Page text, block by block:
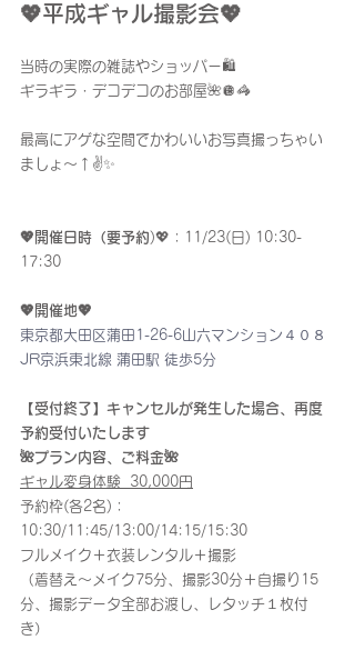
💖平成ギャル撮影会💖
当時の実際の雑誌やショッパー🛍️
ギラギラ・デコデコのお部屋🌺🪩🦓
最高にアゲな空間でかわいいお写真撮っちゃい
ましょ〜↑✌️✨
💖開催日時（要予約)💖：11/23(日) 10:30-
17:30
💖開催地💖
東京都大田区蒲田1-26-6山六マンション４０８
JR京浜東北線 蒲田駅 徒歩5分
【受付終了】キャンセルが発生した場合、再度
予約受付いたします
🌺プラン内容、ご料金🌺
ギャル変身体験  30,000円
予約枠(各2名)：
10:30/11:45/13:00/14:15/15:30
フルメイク＋衣装レンタル＋撮影
（着替え〜メイク75分、撮影30分＋自撮り15
分、撮影データ全部お渡し、レタッチ１枚付
き）